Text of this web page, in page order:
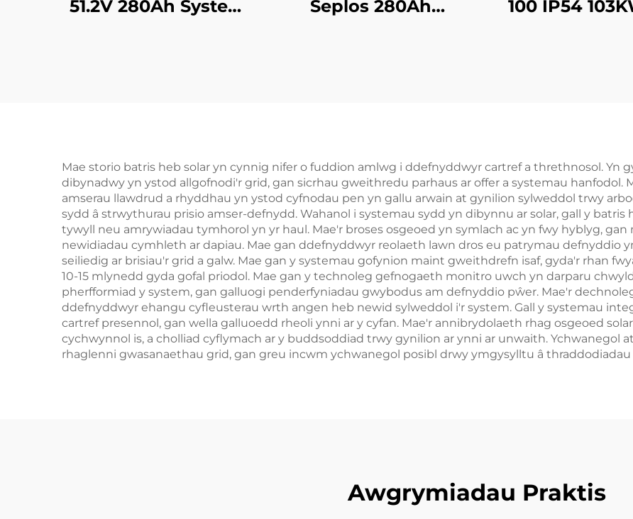
51.2V 280Ah System
Seplos 280Ah
100 IP54
Mae storio batris heb solar yn cynnig nifer o fuddion amlwg i ddefnyddwyr cartref a threthnosol. Yn
dibynadwy yn ystod allgofnodi'r grid, gan sicrhau gweithredu parhaus ar offer a systemau hanfodol.
amserau llawdrud a rhyddhau yn ystod cyfnodau pen yn gallu arwain at gynilion sylweddol trwy
sydd â strwythurau prisio amser-defnydd. Wahanol i systemau sydd yn dibynnu ar solar, gall y
tywyll neu amrywiadau tymhorol yn yr haul. Mae'r broses osgeoed yn symlach ac yn fwy hyblyg, gan
newidiadau cymhleth ar dapiau. Mae gan ddefnyddwyr reolaeth lawn dros eu patrymau defnyddio
seiliedig ar brisiau'r grid a galw. Mae gan y systemau gofynion maint gweithdrefn isaf, gyda'r rhan
10-15 mlynedd gyda gofal priodol. Mae gan y technoleg gefnogaeth monitro uwch yn darparu
pherfformiad y system, gan galluogi penderfyniadau gwybodus am defnyddio pŵer. Mae'r
ddefnyddwyr ehangu cyfleusterau wrth angen heb newid sylweddol i'r system. Gall y systemau
cartref presennol, gan wella galluoedd rheoli ynni ar y cyfan. Mae'r annibrydolaeth rhag osgeoed
cychwynnol is, a cholliad cyflymach ar y buddsoddiad trwy gynilion ar ynni ar unwaith. Ychwanegol
rhaglenni gwasanaethau grid, gan greu incwm ychwanegol posibl drwy ymgysylltu â thraddodiadau
Awgrymiadau Praktis